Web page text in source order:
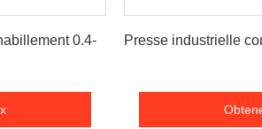
0.4-
Presse industrielle